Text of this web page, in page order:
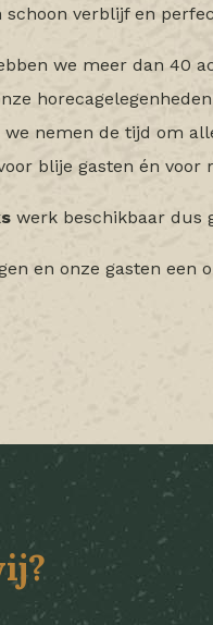
schoon verblijf en
we meer dan 40
we nemen de tijd om
blije gasten én
werk beschikbaar dus
en onze gasten een